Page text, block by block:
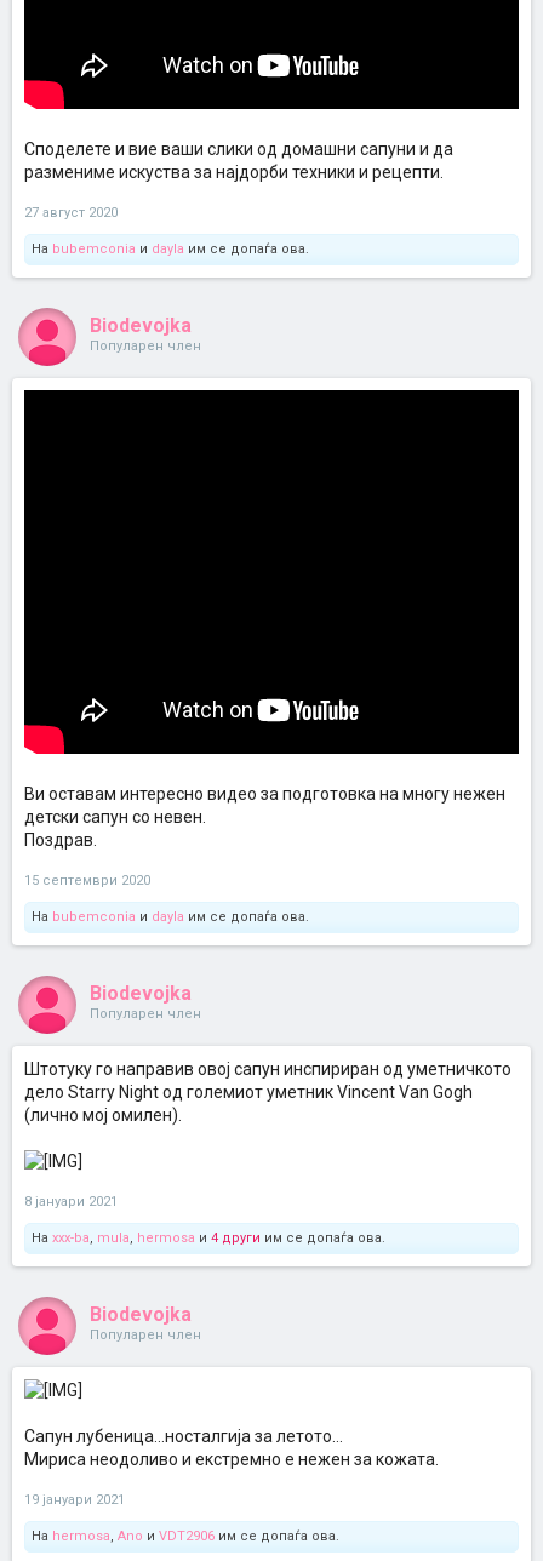
Споделете и вие ваши слики од домашни сапуни и да
размениме искуства за најдорби техники и рецепти.
27 август 2020
На bubemconia и dayla им се допаѓа ова.
Biodevojka
Популарен член
Ви оставам интересно видео за подготовка на многу нежен
детски сапун со невен.
Поздрав.
15 септември 2020
На bubemconia и dayla им се допаѓа ова.
Biodevojka
Популарен член
Штотуку го направив овој сапун инспириран од уметничкото
дело Starry Night од големиот уметник Vincent Van Gogh
(лично мој омилен).
8 јануари 2021
На xxx-ba, mula, hermosa и 4 други им се допаѓа ова.
Biodevojka
Популарен член
Сапун лубеница...носталгија за летото...
Мириса неодоливо и екстремно е нежен за кожата.
19 јануари 2021
На hermosa, Ano и VDT2906 им се допаѓа ова.